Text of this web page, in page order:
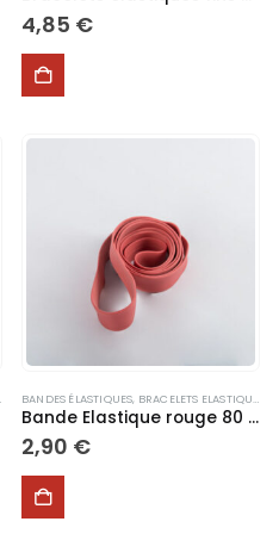
4,85 €
ELASTIQUES ,SPORT
BANDES ÉLASTIQUES, BRACELETS ELASTIQUES
Bande Elastique rouge 80 cm
2,90 €